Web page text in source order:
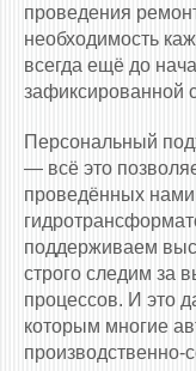
проведения
необходимость
всегда ещё до
зафиксированной
Персональный
— всё это
проведённых
поддерживаем
строго следим за
процессов. И это
которым многие
производственно-